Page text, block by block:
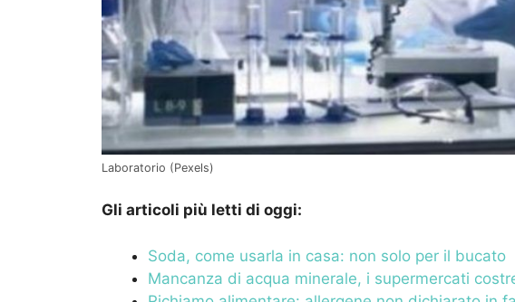
Laboratorio (Pexels)
Gli articoli più letti di oggi:
Soda, come usarla in casa: non solo per il bucato
Mancanza di acqua minerale, i supermercati